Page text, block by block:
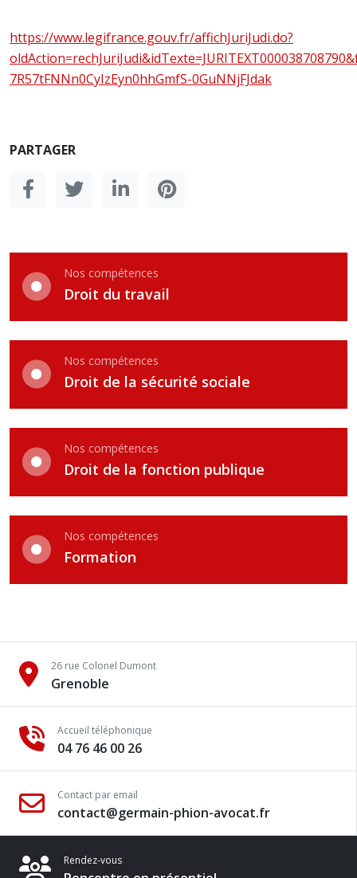
https://www.legifrance.gouv.fr/affichJuriJudi.do?
7R57tFNNn0CyIzEyn0hhGmfS-0GuNNjFJdak
PARTAGER
Nos compétences
Droit du travail
Nos compétences
Droit de la sécurité sociale
Nos compétences
Droit de la fonction publique
Nos compétences
Formation
26 rue Colonel Dumont
Grenoble
Accueil téléphonique
04 76 46 00 26
Contact par email
contact@germain-phion-avocat.fr
Rendez-vous